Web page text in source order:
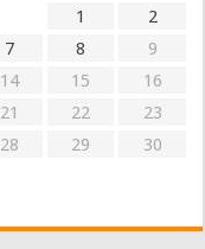
1
2
7 8
9
14 15
16
21 22
23
28 29
30